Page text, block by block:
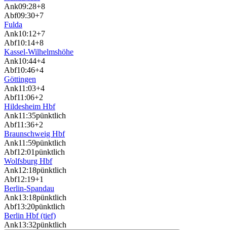
Ank09:28+8
Abf09:30+7
Fulda
Ank10:12+7
Abf10:14+8
Kassel-Wilhelmshöhe
Ank10:44+4
Abf10:46+4
Göttingen
Ank11:03+4
Abf11:06+2
Hildesheim Hbf
Ank11:35pünktlich
Abf11:36+2
Braunschweig Hbf
Ank11:59pünktlich
Abf12:01pünktlich
Wolfsburg Hbf
Ank12:18pünktlich
Abf12:19+1
Berlin-Spandau
Ank13:18pünktlich
Abf13:20pünktlich
Berlin Hbf (tief)
Ank13:32pünktlich